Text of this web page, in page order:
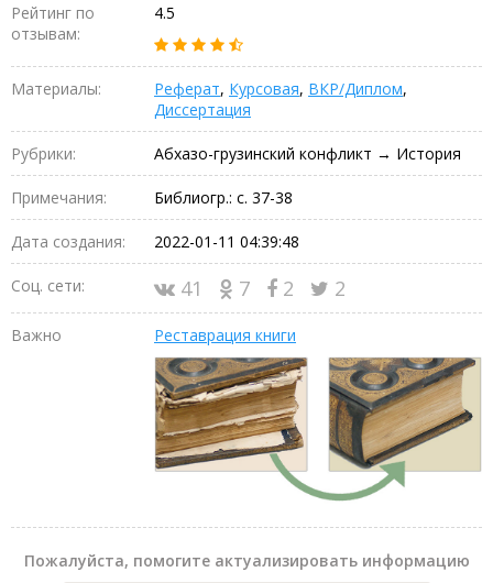
Рейтинг по
отзывам:
4.5
Материалы: Реферат, Курсовая, ВКР/Диплом,
Диссертация
Рубрики: Абхазо-грузинский конфликт → История
Примечания: Библиогр.: с. 37-38
Дата создания: 2022-01-11 04:39:48
Соц. сети: 41 7 2 2
Важно Реставрация книги
Пожалуйста, помогите актуализировать информацию